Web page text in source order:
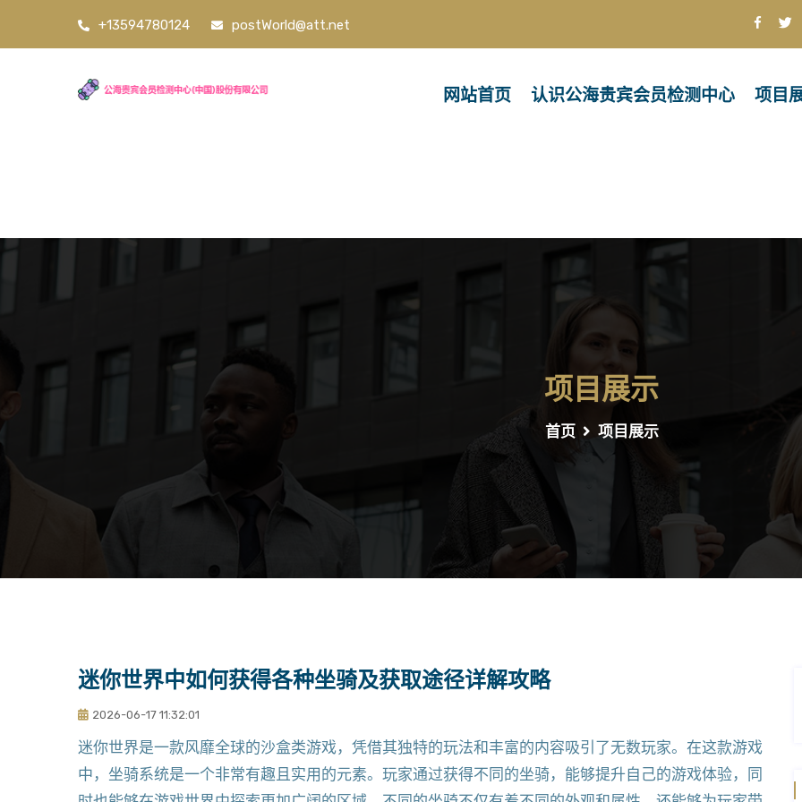
+13594780124 postWorld@att.net
网站首页 认识公海贵宾会员检测中心 项目
项目展示
首页 项目展示
迷你世界中如何获得各种坐骑及获取途径详解攻略
2026-06-17 11:32:01
迷你世界是一款风靡全球的沙盒类游戏，凭借其独特的玩法和丰富的内容吸引了无数玩家。在这款游戏
中，坐骑系统是一个非常有趣且实用的元素。玩家通过获得不同的坐骑，能够提升自己的游戏体验，同